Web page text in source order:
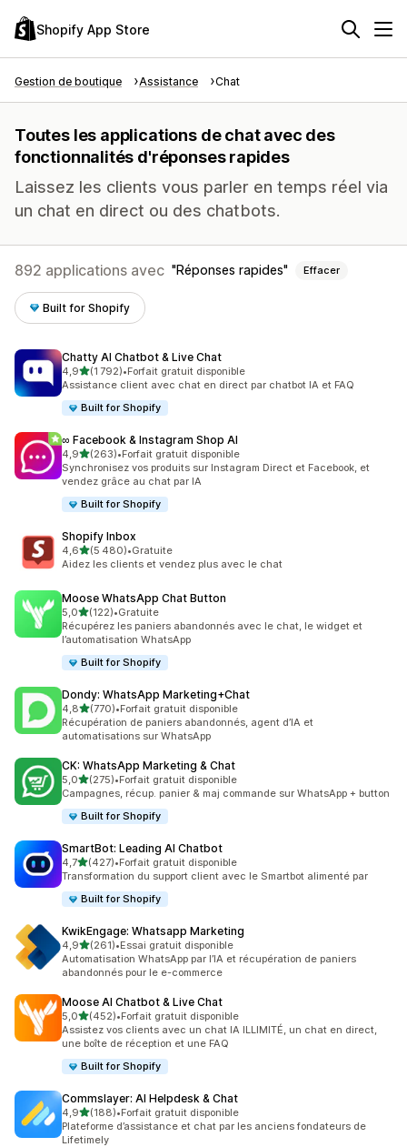
Shopify App Store
Gestion de boutique Assistance Chat
Toutes les applications de chat avec des
fonctionnalités d'réponses rapides
Laissez les clients vous parler en temps réel via
un chat en direct ou des chatbots.
892 applications avec Réponses rapides Effacer
Built for Shopify
Chatty AI Chatbot & Live Chat
4,9étoile(s) sur 5
(1 792)
1792 avis au total
•Forfait gratuit disponible
Assistance client avec chat en direct par chatbot IA et FAQ
Built for Shopify
∞ Facebook & Instagram Shop AI
4,9étoile(s) sur 5
(263)
263 avis au total
•Forfait gratuit disponible
Synchronisez vos produits sur Instagram Direct et Facebook, et
vendez grâce au chat par IA
Built for Shopify
Shopify Inbox
4,6étoile(s) sur 5
(5 480)
5480 avis au total
•Gratuite
Aidez les clients et vendez plus avec le chat
Moose WhatsApp Chat Button
5,0étoile(s) sur 5
(122)
122 avis au total
•Gratuite
Récupérez les paniers abandonnés avec le chat, le widget et
l’automatisation WhatsApp
Built for Shopify
Dondy: WhatsApp Marketing+Chat
4,8étoile(s) sur 5
(770)
770 avis au total
•Forfait gratuit disponible
Récupération de paniers abandonnés, agent d’IA et
automatisations sur WhatsApp
CK: WhatsApp Marketing & Chat
5,0étoile(s) sur 5
(275)
275 avis au total
•Forfait gratuit disponible
Campagnes, récup. panier & maj commande sur WhatsApp + button
Built for Shopify
SmartBot: Leading AI Chatbot
4,7étoile(s) sur 5
(427)
427 avis au total
•Forfait gratuit disponible
Transformation du support client avec le Smartbot alimenté par
Built for Shopify
KwikEngage: Whatsapp Marketing
4,9étoile(s) sur 5
(261)
261 avis au total
•Essai gratuit disponible
Automatisation WhatsApp par l’IA et récupération de paniers
abandonnés pour le e-commerce
Moose AI Chatbot & Live Chat
5,0étoile(s) sur 5
(452)
452 avis au total
•Forfait gratuit disponible
Assistez vos clients avec un chat IA ILLIMITÉ, un chat en direct,
une boîte de réception et une FAQ
Built for Shopify
Commslayer: AI Helpdesk & Chat
4,9étoile(s) sur 5
(188)
188 avis au total
•Forfait gratuit disponible
Plateforme d’assistance et chat par les anciens fondateurs de
Lifetimely